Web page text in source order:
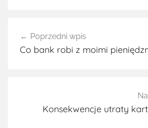
wpisu
Poprzedni wpis
Co bank robi z moimi
Konsekwencje utraty